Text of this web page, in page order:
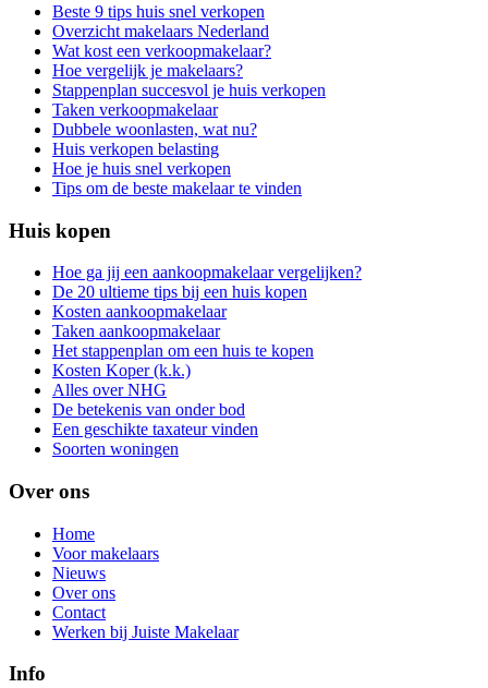
Beste 9 tips huis snel verkopen
Overzicht makelaars Nederland
Wat kost een verkoopmakelaar?
Hoe vergelijk je makelaars?
Stappenplan succesvol je huis verkopen
Taken verkoopmakelaar
Dubbele woonlasten, wat nu?
Huis verkopen belasting
Hoe je huis snel verkopen
Tips om de beste makelaar te vinden
Huis kopen
Hoe ga jij een aankoopmakelaar vergelijken?
De 20 ultieme tips bij een huis kopen
Kosten aankoopmakelaar
Taken aankoopmakelaar
Het stappenplan om een huis te kopen
Kosten Koper (k.k.)
Alles over NHG
De betekenis van onder bod
Een geschikte taxateur vinden
Soorten woningen
Over ons
Home
Voor makelaars
Nieuws
Over ons
Contact
Werken bij Juiste Makelaar
Info